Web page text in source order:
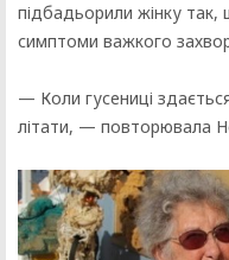
підбадьорили жінку так,
симптоми важкого
— Коли гусениці
літати, — повторювала